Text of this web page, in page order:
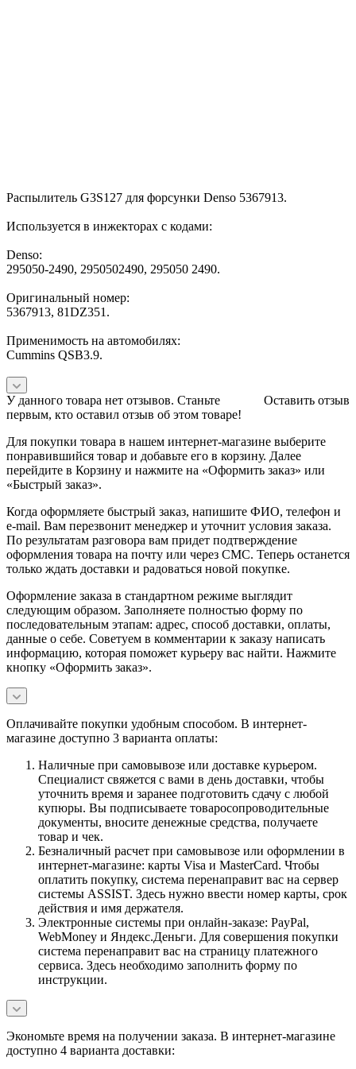
Распылитель G3S127 для форсунки Denso 5367913.
Используется в инжекторах с кодами:
Denso:
295050-2490, 2950502490, 295050 2490.
Оригинальный номер:
5367913, 81DZ351.
Применимость на автомобилях:
Cummins QSB3.9.
Оставить отзыв
У данного товара нет отзывов. Станьте
первым, кто оставил отзыв об этом товаре!
Для покупки товара в нашем интернет-магазине выберите
понравившийся товар и добавьте его в корзину. Далее
перейдите в Корзину и нажмите на «Оформить заказ» или
«Быстрый заказ».
Когда оформляете быстрый заказ, напишите ФИО, телефон и
e-mail. Вам перезвонит менеджер и уточнит условия заказа.
По результатам разговора вам придет подтверждение
оформления товара на почту или через СМС. Теперь останется
только ждать доставки и радоваться новой покупке.
Оформление заказа в стандартном режиме выглядит
следующим образом. Заполняете полностью форму по
последовательным этапам: адрес, способ доставки, оплаты,
данные о себе. Советуем в комментарии к заказу написать
информацию, которая поможет курьеру вас найти. Нажмите
кнопку «Оформить заказ».
Оплачивайте покупки удобным способом. В интернет-
магазине доступно 3 варианта оплаты:
Наличные при самовывозе или доставке курьером.
Специалист свяжется с вами в день доставки, чтобы
уточнить время и заранее подготовить сдачу с любой
купюры. Вы подписываете товаросопроводительные
документы, вносите денежные средства, получаете
товар и чек.
Безналичный расчет при самовывозе или оформлении в
интернет-магазине: карты Visa и MasterCard. Чтобы
оплатить покупку, система перенаправит вас на сервер
системы ASSIST. Здесь нужно ввести номер карты, срок
действия и имя держателя.
Электронные системы при онлайн-заказе: PayPal,
WebMoney и Яндекс.Деньги. Для совершения покупки
система перенаправит вас на страницу платежного
сервиса. Здесь необходимо заполнить форму по
инструкции.
Экономьте время на получении заказа. В интернет-магазине
доступно 4 варианта доставки: